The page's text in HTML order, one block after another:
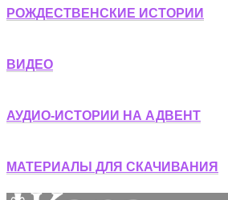
РОЖДЕСТВЕНСКИЕ ИСТОРИИ
ВИДЕО
АУДИО-ИСТОРИИ НА АДВЕНТ
МАТЕРИАЛЫ ДЛЯ СКАЧИВАНИЯ